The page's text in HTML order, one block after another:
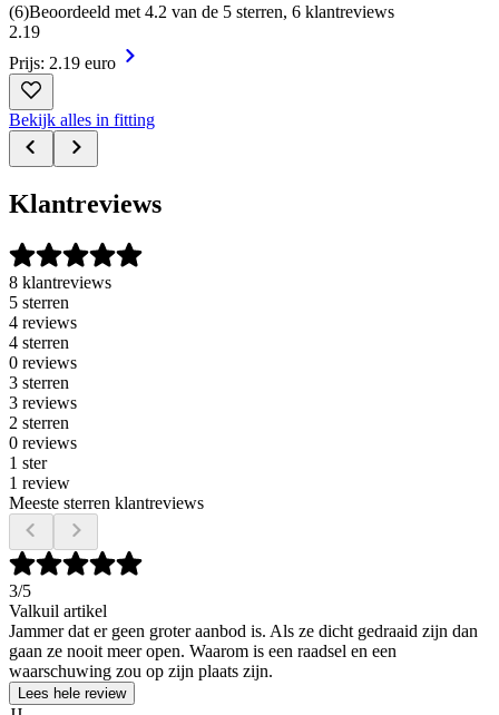
(6)Beoordeeld met 4.2 van de 5 sterren, 6 klantreviews
2.19
Prijs: 2.19 euro
Bekijk alles in fitting
Klantreviews
8 klantreviews
5 sterren
4 reviews
4 sterren
0 reviews
3 sterren
3 reviews
2 sterren
0 reviews
1 ster
1 review
Meeste sterren klantreviews
3/5
Valkuil artikel
Jammer dat er geen groter aanbod is. Als ze dicht gedraaid zijn dan
gaan ze nooit meer open. Waarom is een raadsel en een
waarschuwing zou op zijn plaats zijn.
Lees hele review